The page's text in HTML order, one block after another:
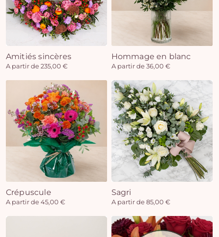
Amitiés sincères
A partir de 235,00 €
Hommage en blanc
A partir de 36,00 €
Crépuscule
A partir de 45,00 €
Sagri
A partir de 85,00 €